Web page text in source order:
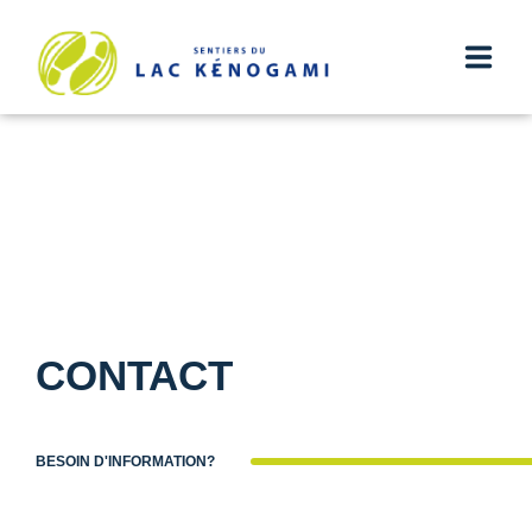
NOUVELLES
CONTACT
BESOIN D'INFORMATION?